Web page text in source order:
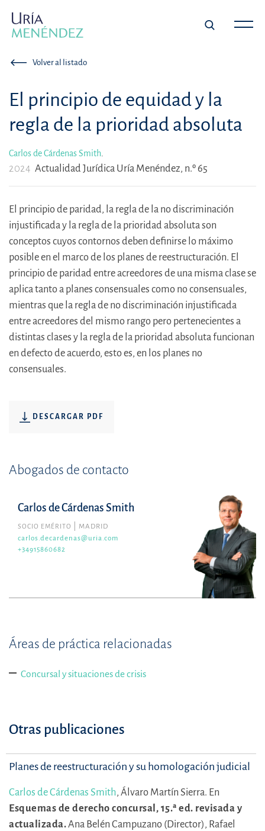
Volver al listado
El principio de equidad y la
regla de la prioridad absoluta
Carlos de Cárdenas Smith.
2024 Actualidad Jurídica Uría Menéndez, n.º 65
El principio de paridad, la regla de la no discriminación
injustificada y la regla de la prioridad absoluta son
conceptos cuyos contornos deben definirse lo máximo
posible en el marco de los planes de reestructuración. El
principio de paridad entre acreedores de una misma clase se
aplica tanto a planes consensuales como no consensuales,
mientras que la regla de no discriminación injustificada
entre acreedores del mismo rango pero pertenecientes a
distintas clases y la regla de la prioridad absoluta funcionan
en defecto de acuerdo, esto es, en los planes no
consensuales.
DESCARGAR PDF
Abogados de contacto
Carlos de Cárdenas Smith
SOCIO EMÉRITO
MADRID
carlos.decardenas@uria.com
+34915860682
Áreas de práctica relacionadas
Concursal y situaciones de crisis
Otras publicaciones
Planes de reestructuración y su homologación judicial
Carlos de Cárdenas Smith, Álvaro Martín Sierra. En
Esquemas de derecho concursal, 15.ª ed. revisada y
actualizada.Ana Belén Campuzano (Director), Rafael